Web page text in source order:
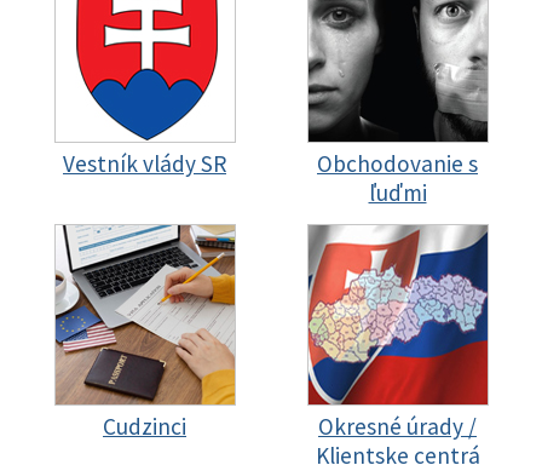
Vestník vlády SR
Obchodovanie s
ľuďmi
Cudzinci
Okresné úrady /
Klientske centrá